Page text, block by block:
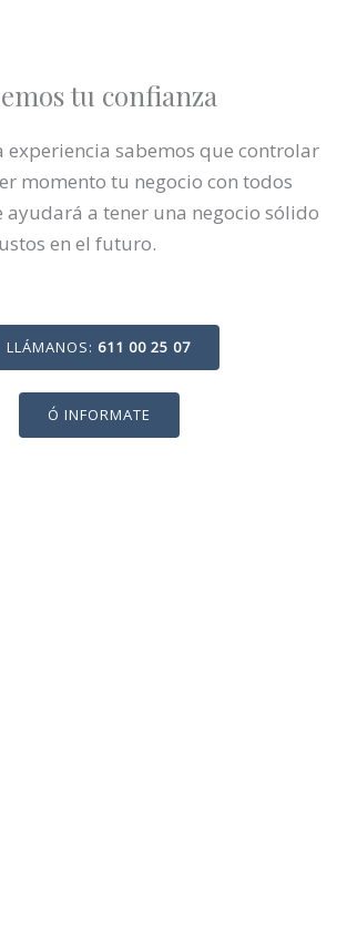
tu confianza
experiencia sabemos que controlar
momento tu negocio con todos
ayudará a tener una negocio sólido
en el futuro.
LLÁMANOS: 611 00 25 07
Ó INFORMATE